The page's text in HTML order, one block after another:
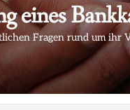
eines
Fragen rund um ihr